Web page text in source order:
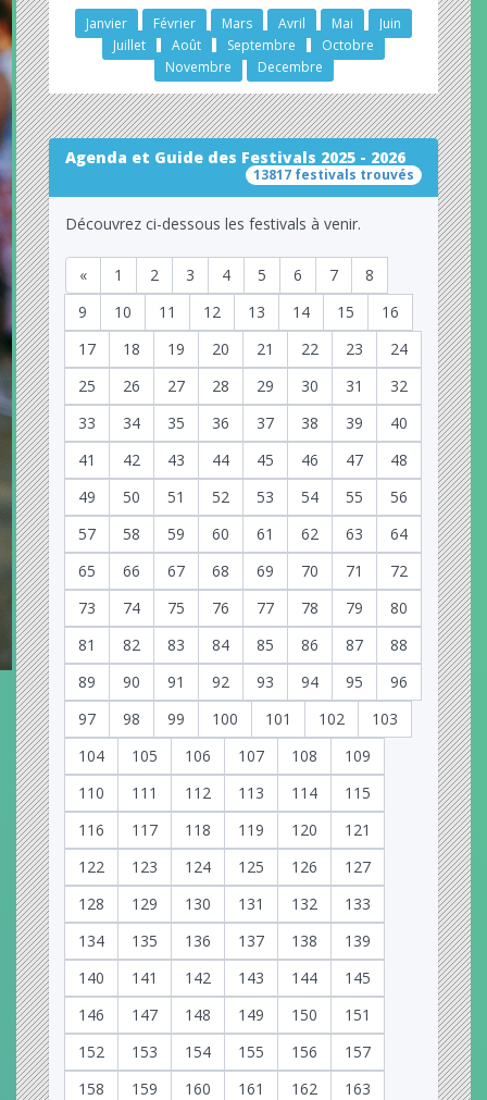
Janvier Février Mars Avril Mai
Juin
Juillet
Août Septembre
Octobre
Novembre
Decembre
Agenda et Guide des Festivals 2025 - 2026
13817 festivals trouvés
Découvrez ci-dessous les festivals à venir.
« 1 2 3 4 5 6 7
8
9
10 11 12 13 14 15
16
17
18 19 20 21 22 23
24
25
26 27 28 29 30 31
32
33
34 35 36 37 38 39
40
41
42 43 44 45 46 47
48
49
50 51 52 53 54 55
56
57
58 59 60 61 62 63
64
65
66 67 68 69 70 71
72
73
74 75 76 77 78 79
80
81
82 83 84 85 86 87
88
89
90 91 92 93 94 95
96
97
98 99 100 101 102
103
104
105 106 107 108
109
110
111 112 113 114
115
116
117 118 119 120
121
122
123 124 125 126
127
128
129 130 131 132
133
134
135 136 137 138
139
140
141 142 143 144
145
146
147 148 149 150
151
152
153 154 155 156
157
158
159 160 161 162
163